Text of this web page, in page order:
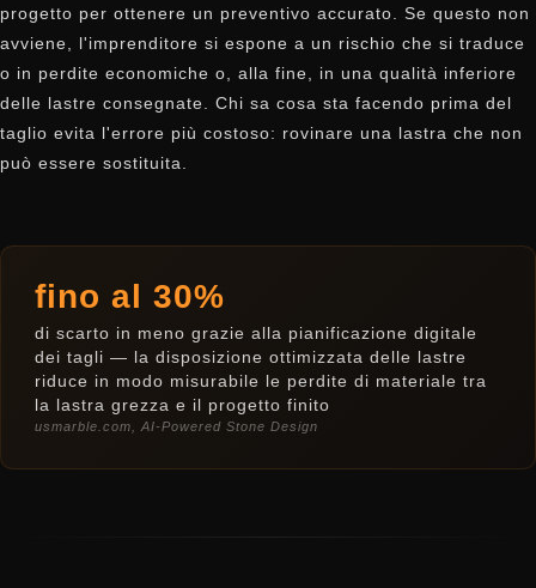
progetto per ottenere un preventivo accurato. Se questo non
avviene, l'imprenditore si espone a un rischio che si traduce
o in perdite economiche o, alla fine, in una qualità inferiore
delle lastre consegnate. Chi sa cosa sta facendo prima del
taglio evita l'errore più costoso: rovinare una lastra che non
può essere sostituita.
fino al 30%
di scarto in meno grazie alla pianificazione digitale
dei tagli — la disposizione ottimizzata delle lastre
riduce in modo misurabile le perdite di materiale tra
la lastra grezza e il progetto finito
usmarble.com, AI-Powered Stone Design